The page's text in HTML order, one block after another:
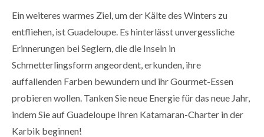
Ein weiteres warmes Ziel, um der Kälte des Winters zu
entfliehen, ist Guadeloupe. Es hinterlässt unvergessliche
Erinnerungen bei Seglern, die die Inseln in
Schmetterlingsform angeordent, erkunden, ihre
auffallenden Farben bewundern und ihr Gourmet-Essen
probieren wollen. Tanken Sie neue Energie für das neue Jahr,
indem Sie auf Guadeloupe Ihren Katamaran-Charter in der
Karbik beginnen!